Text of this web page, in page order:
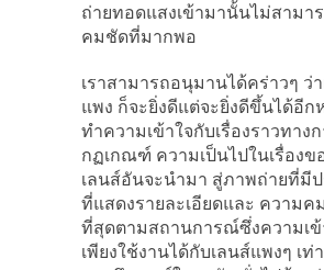
ถ่ายทอดแสงเข้ามานั้นไม่สามา
คมชัดที่มากพอ
เราสามารถอนุมานได้คร่าวๆ ว่า
แพง ก็จะยิ่งดีแต่จะยิ่งดีขึ้นได้อีก
ทำความเข้าใจกับเรื่องราวทาง
กฏเกณฑ์ ความเป็นไปในเรื่องข
เลนส์อันจะนำมา สู่ภาพถ่ายที่มี
ที่แสดงรายละเอียดและ ความค
ที่สุดตามสถานการณ์ซึ่งความเข้
เพียงใช้งานได้กับเลนส์แพงๆ เท่